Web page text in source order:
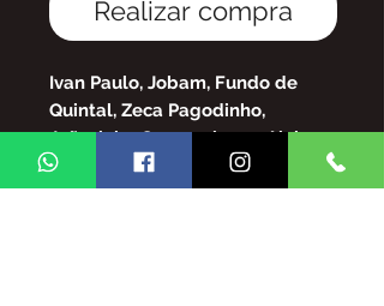
Realizar compra
Ivan Paulo, Jobam, Fundo de
Quintal, Zeca Pagodinho,
Joãozinho Carnavalesco, Alcione,
Jovelina Pérola Negra, Royce,
Eliana de Lima entre muchos